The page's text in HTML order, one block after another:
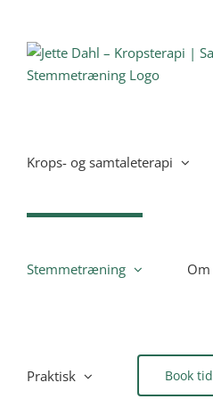
content
Krops- og samtaleterapi
Stemmetræning Om
Praktisk Book tid